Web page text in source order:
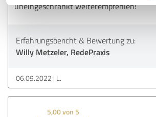
uneingeschränkt weiterempfehlen!
Erfahrungsbericht & Bewertung zu:
Willy Metzeler, RedePraxis
06.09.2022 L.
5,00 von 5